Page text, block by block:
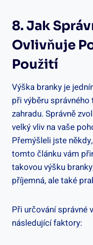
8. Jak
Ovlivňuje
Použití
Výška branky je
při výběru
zahradu. Správně
velký vliv na ‍vaše
Přemýšleli jste‍
tomto článku vám‍
takovou⁤ výšku‌
příjemná, ale také
Při​ určování⁣ správné
následující‍ faktory: